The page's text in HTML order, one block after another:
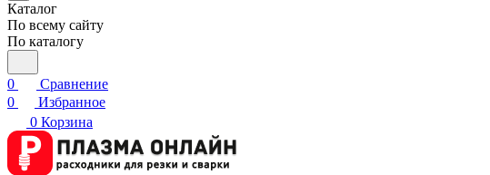
Каталог
По всему сайту
По каталогу
0
Сравнение
0
Избранное
0 Корзина